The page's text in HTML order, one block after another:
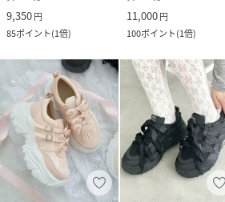
※商品の色味は、撮影場所や光のあた
が違って見える場合がございます。
また、お客様のお使いのモニター環境
って見える場合がございます。
予めご了承の上ご注文下さい。
※S・XLサイズはWEB限定サイズとな
＊摩擦や水濡れによる色落ち・色移り
性別タイプ レディース
9,350円
85ポイント(1倍)
11,000円
100ポイント(1倍)